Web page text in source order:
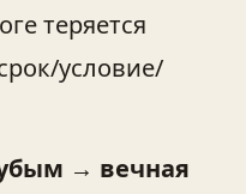
теряется
условие/
→ вечная